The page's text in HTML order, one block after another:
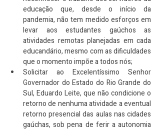
educação que, desde o início da
pandemia, não tem medido esforços em
levar aos estudantes gaúchos as
atividades remotas planejadas em cada
educandário, mesmo com as dificuldades
que o momento impõe a todos nós;
Solicitar ao Excelentíssimo Senhor
Governador do Estado do Rio Grande do
Sul, Eduardo Leite, que não condicione o
retorno de nenhuma atividade a eventual
retorno presencial das aulas nas cidades
gaúchas, sob pena de ferir a autonomia